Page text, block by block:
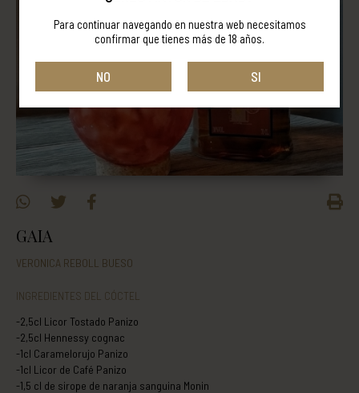
GAIA
VERONICA REBOLL BUESO
INGREDIENTES DEL CÓCTEL
-2,5cl Licor Tostado Panizo
-2,5cl Hennessy cognac
-1cl Caramelorujo Panizo
-1cl Licor de Café Panizo
-1,5 cl de sirope de naranja sanguina Monin
Para continuar navegando en nuestra web necesitamos
confirmar que tienes más de 18 años.
NO SI